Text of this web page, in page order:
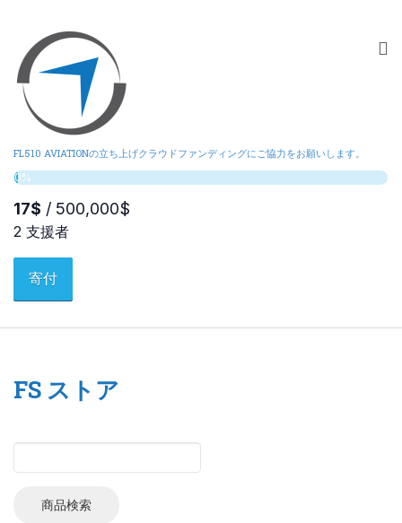
FL510 AVIATIONの立ち上げクラウドファンディングにご協力をお願いします。
寄付
FS ストア